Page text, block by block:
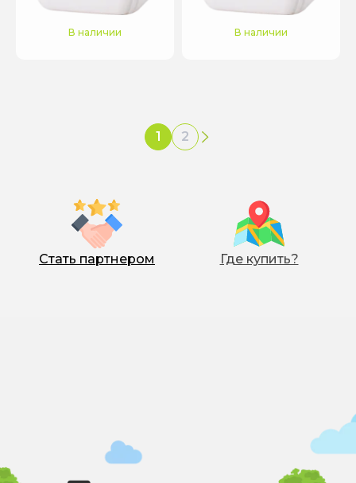
В наличии В наличии
1 2
Стать партнером Где купить?